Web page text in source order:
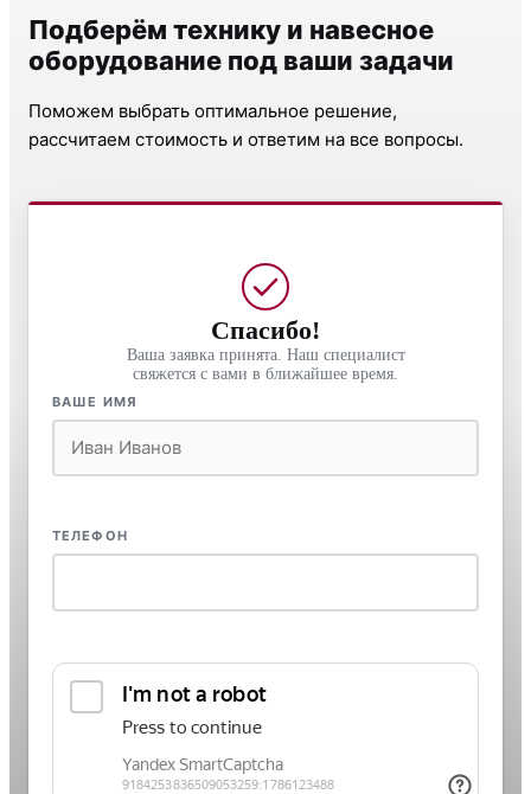
Подберём технику и навесное
оборудование под ваши задачи
Поможем выбрать оптимальное решение,
рассчитаем стоимость и ответим на все вопросы.
Спасибо!
Ваша заявка принята. Наш специалист
свяжется с вами в ближайшее время.
ВАШЕ ИМЯ
ТЕЛЕФОН